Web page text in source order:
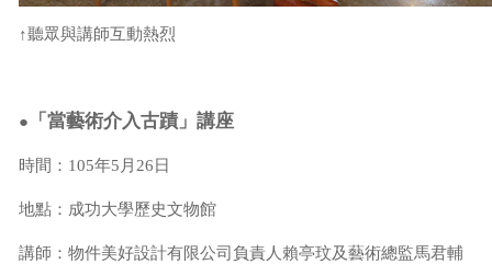
↑聽眾與講師互動熱烈
● 「當藝術介入古蹟」講座
時間：105年5月26日
地點：成功大學歷史文物館
講師：物件美好設計有限公司負責人賴亭玟及藝術總監馬君輔